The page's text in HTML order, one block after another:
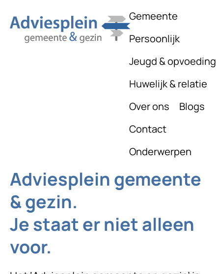
Gemeente
Persoonlijk
Jeugd & opvoeding
Huwelijk & relatie
Over ons
Blogs
Contact
Onderwerpen
Adviesplein gemeente
& gezin.
Je staat er niet alleen
voor.